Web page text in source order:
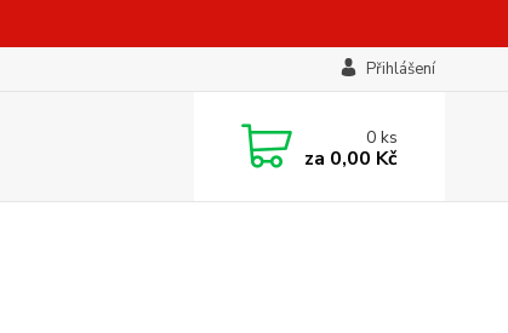
Přihlášení
0ks
za 0,00 Kč